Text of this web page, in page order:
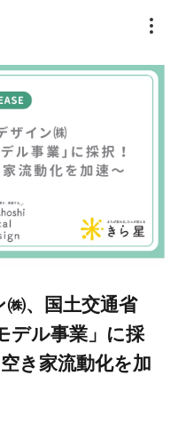
、国土交通省
デル事業」に採
き家流動化を加